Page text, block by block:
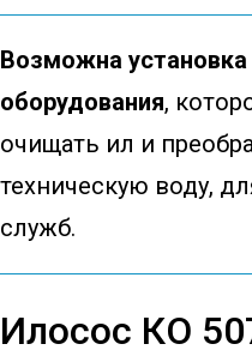
Возможна
оборудования,
очищать ил и
техническую воду,
служб.
Илосос КО